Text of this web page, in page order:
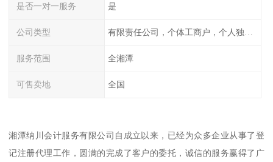
是否一对一服务 是
公司类型
服务范围 全湘潭
可售卖地 全国
湘潭纳川会计服务有限公司自成立以来，已经为众多企业从事了登
记注册代理工作，圆满的完成了客户的委托，诚信的服务赢得了广